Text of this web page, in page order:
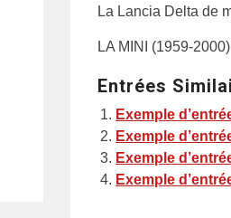
La Lancia Delta de
LA MINI (1959-
Entrées
Exemple
Exemple
Exemple
Exemple